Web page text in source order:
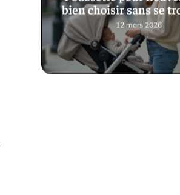
bien choisir sans se
12 mars 2026